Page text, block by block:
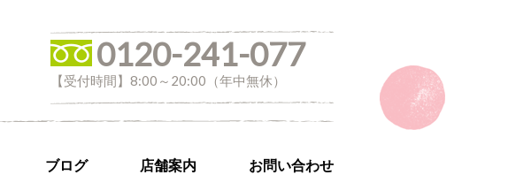
0120-241-077
【受付時間】8:00～20:00（年中無休）
ブログ 店舗案内 お問い合わせ